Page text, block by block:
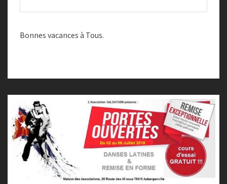
Bonnes vacances à Tous.